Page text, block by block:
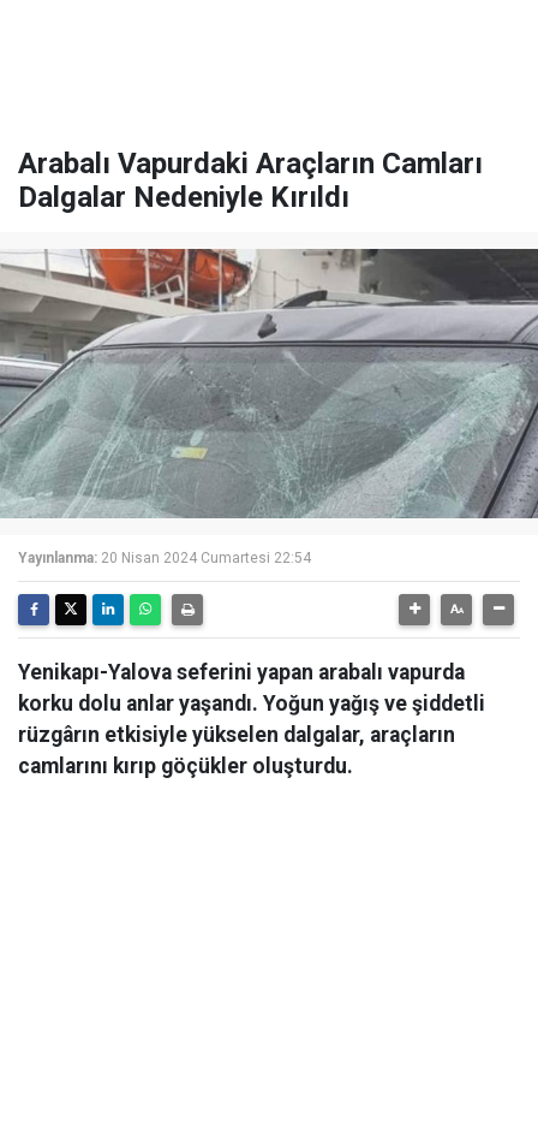
Arabalı Vapurdaki Araçların Camları
Dalgalar Nedeniyle Kırıldı
Yayınlanma: 20 Nisan 2024 Cumartesi 22:54
Yenikapı-Yalova seferini yapan arabalı vapurda
korku dolu anlar yaşandı. Yoğun yağış ve şiddetli
rüzgârın etkisiyle yükselen dalgalar, araçların
camlarını kırıp göçükler oluşturdu.